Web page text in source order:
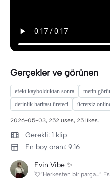
Gerçekler ve görünen
efekt kaybolduktan sonra metin
derinlik haritası üreteci
ücretsiz
2026-05-03, 252 uses, 25 likes.
Gerekli: 1 klip
En boy oranı: 9:16
Evin Vibe ✨
💘“Herkesten bir parça…”